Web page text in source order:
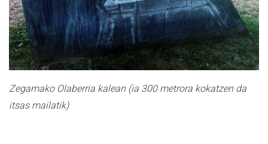
Zegamako Olaberria kalean (ia 300 metrora kokatzen da
itsas mailatik)